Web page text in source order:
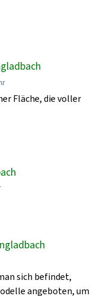
Fläche, die voller
sich befindet,
angeboten, um